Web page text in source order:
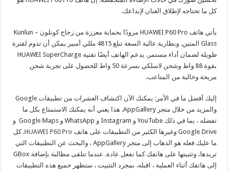
كل ما تحتاجه لإطلاق العنان لإبداعك.
يأتي هاتف HUAWEI P60 Pro مزودًا بحماية معززة من زجاج كونلون – Kunlun
Glass المتين. وبطارية عالية السعة تبلغ 4815 مللي أمبير يمكن أن تدوم لفترة
طويلة لضمان أداء مستمر. يدعم الهاتف أيضًا تقنية HUAWEI SuperCharge
بقوة 88 واط وشحن لاسلكي بسرعة 50 واط للحصول على تجربة شحن
مريحة وخالية من المتاعب.
إليك أفضل ما في الأمر: يمكنك الآن اكتشاف العشرات من تطبيقات Google
والمزيد من خلال متجر AppGallery. هذا يعني أنه يمكنك الاستمتاع بكل ما
تفضله ، بما في ذلك YouTube و Instagram و WhatsApp و Google Maps و
Google Drive وغيرها الكثير من التطبيقات على هاتف
HUAWEI P60 Pro. كل
ما عليك فعله هو الذهاب إلى متجر AppGallery ، والبحث عن التطبيقات التي
تريدها، وتثبيتها على هاتفك كما تفعل عادة. عندما تتلقى مطالبة بإضافة GBox
إلى هاتفك أثناء العملية ، اقبله. بمجرد التثبيت ، ستظهر جميع هذه التطبيقات